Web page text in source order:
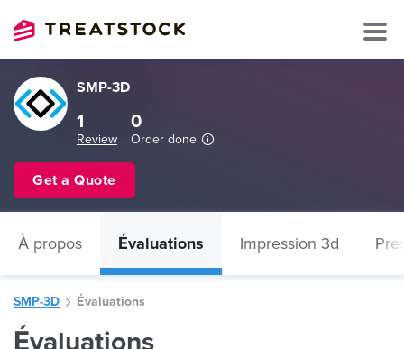
SMP-3D
1
Review
0
Order done
Get a Quote
À propos Évaluations Impression 3d
SMP-3D Évaluations
Évaluations